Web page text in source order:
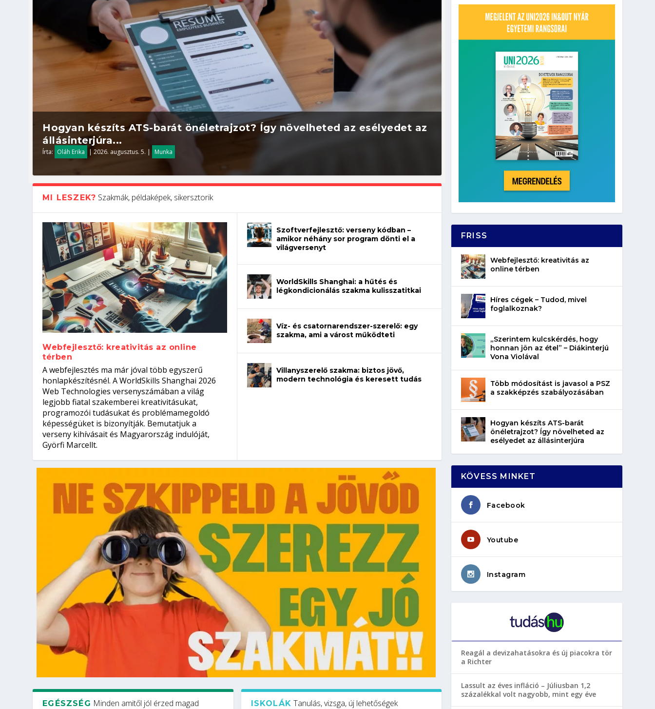
Hogyan készíts ATS-barát önéletrajzot? Így növelheted az esélyedet az
állásinterjúra...
Írta: Oláh Erika |2026. augusztus. 5. | Munka
Kitalálod, mire használják ezeket a gépeket?
Írta: Tóth Mónika |2026. augusztus. 4.| Kvíz
Nem sikerült az egyetemi felvételi? Tanulj szakmát!
Írta: Oláh Erika |2026. augusztus. 4.| Iskolák
Szoftverfejlesztő: verseny kódban – amikor néhány sor program dönti
el a világversenyt...
Írta: Szakmát Szerzek | 2026. augusztus. 3.| Mi leszek?
Digitális detox – hogyan kapcsolódj ki telefon nélkül?
Írta: Oláh Erika |2026. augusztus. 3.| Egészség
MI LESZEK? Szakmák, példaképek, sikersztorik
Webfejlesztő: kreativitás az online
térben
A webfejlesztés ma már jóval több egyszerű
honlapkészítésnél. A WorldSkills Shanghai 2026
Web Technologies versenyszámában a világ
legjobb fiatal szakemberei kreativitásukat,
programozói tudásukat és problémamegoldó
képességüket is bizonyítják. Bemutatjuk a
verseny kihívásait és Magyarország indulóját,
Györfi Marcellt.
Szoftverfejlesztő: verseny kódban –
amikor néhány sor program dönti el a
világversenyt
WorldSkills Shanghai: a hűtés és
légkondicionálás szakma kulisszatitkai
Víz- és csatornarendszer-szerelő: egy
szakma, ami a várost működteti
Villanyszerelő szakma: biztos jövő,
modern technológia és keresett tudás
EGÉSZSÉG Minden amitől jól érzed magad ISKOLÁK Tanulás, vizsga, új lehetőségek
FRISS
Webfejlesztő: kreativitás az
online térben
Híres cégek – Tudod, mivel
foglalkoznak?
„Szerintem kulcskérdés, hogy
honnan jön az étel” – Diákinterjú
Vona Violával
Több módosítást is javasol a PSZ
a szakképzés szabályozásában
Hogyan készíts ATS-barát
önéletrajzot? Így növelheted az
esélyedet az állásinterjúra
KÖVESS MINKET
Facebook
Youtube
Instagram
Reagál a devizahatásokra és új piacokra tör
a Richter
Lassult az éves infláció – Júliusban 1,2
százalékkal volt nagyobb, mint egy éve